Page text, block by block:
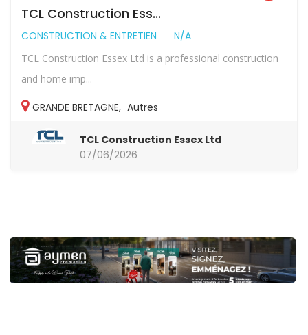
TCL Construction Ess...
CONSTRUCTION & ENTRETIEN N/A
TCL Construction Essex Ltd is a professional construction
and home imp...
GRANDE BRETAGNE, Autres
TCL Construction Essex Ltd
07/06/2026